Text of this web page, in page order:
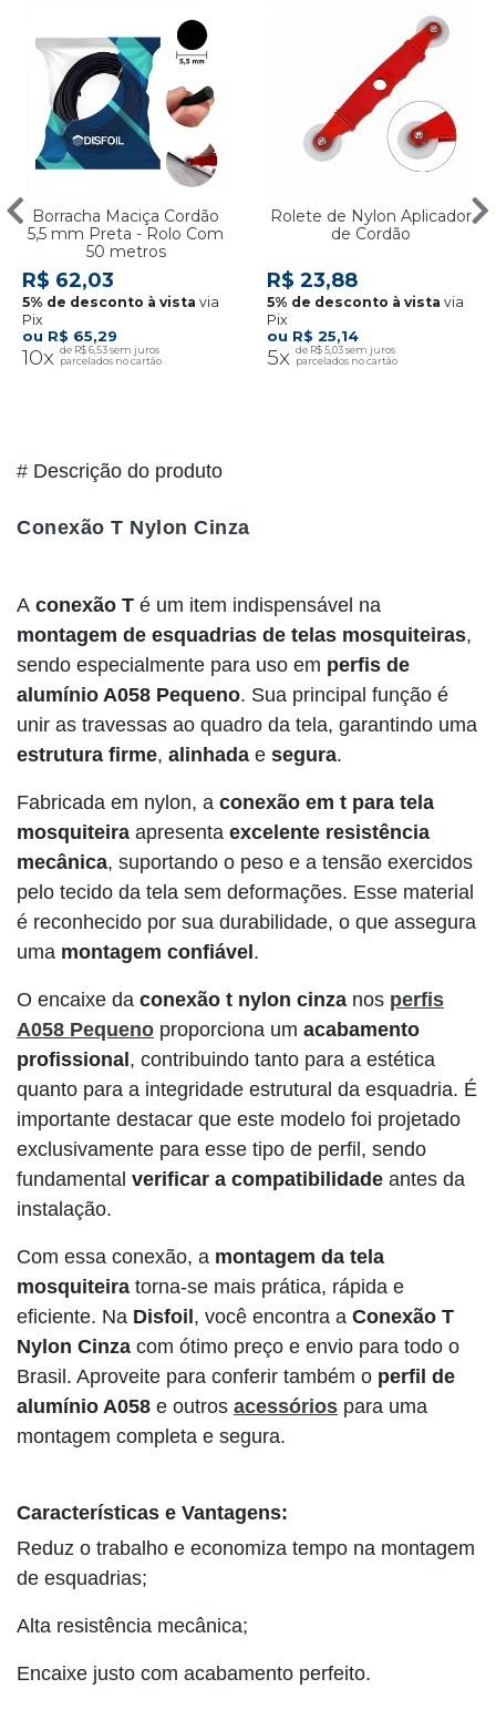
Borracha Maciça Cordão
5,5 mm Preta - Rolo Com
50 metros
R$ 65,29
10x R$ 6,53
R$ 62,03
via
Pix
Rolete de Nylon Aplicador
de Cordão
R$ 25,14
5x R$ 5,03
R$ 23,88
via
Pix
# Descrição do produto
Conexão T Nylon Cinza
A conexão T é um item indispensável na
montagem de esquadrias de telas mosquiteiras,
sendo especialmente para uso em perfis de
alumínio A058 Pequeno. Sua principal função é
unir as travessas ao quadro da tela, garantindo uma
estrutura firme, alinhada e segura.
Fabricada em nylon, a conexão em t para tela
mosquiteira apresenta excelente resistência
mecânica, suportando o peso e a tensão exercidos
pelo tecido da tela sem deformações. Esse material
é reconhecido por sua durabilidade, o que assegura
uma montagem confiável .
O encaixe da conexão t nylon cinza nos perfis
A058 Pequeno proporciona um acabamento
profissional , contribuindo tanto para a estética
quanto para a integridade estrutural da esquadria. É
importante destacar que este modelo foi projetado
exclusivamente para esse tipo de perfil, sendo
fundamental verificar a compatibilidade antes da
instalação.
Com essa conexão, a montagem da tela
mosquiteira torna-se mais prática, rápida e
eficiente. Na Disfoil , você encontra a Conexão T
Nylon Cinza com ótimo preço e envio para todo o
Brasil. Aproveite para conferir também o perfil de
alumínio A058 e outros acessórios para uma
montagem completa e segura.
Características e Vantagens:
Reduz o trabalho e economiza tempo na montagem
de esquadrias;
Alta resistência mecânica;
Encaixe justo com acabamento perfeito.